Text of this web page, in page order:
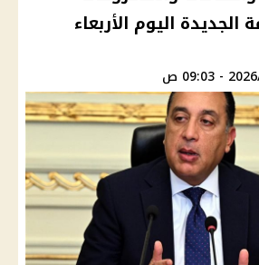
الجديدة اليوم الأربعاء